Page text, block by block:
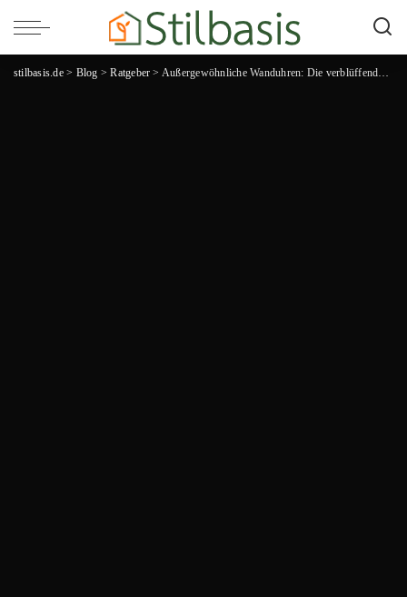
stilbasis.de> Blog >Ratgeber > Außergewöhnliche Wanduhren: Die verblüffendsten Zeitmesser für deine Wohnräume